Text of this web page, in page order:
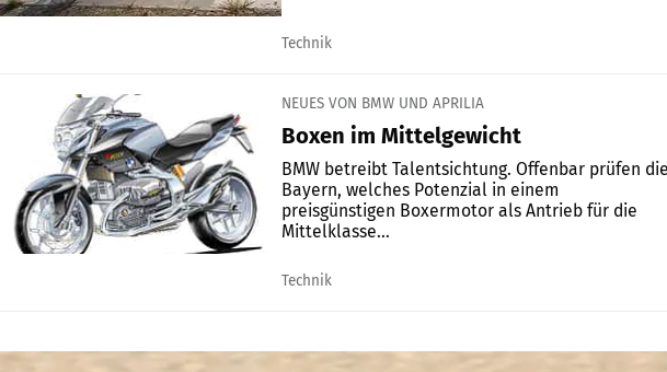
Technik
NEUES VON BMW UND APRILIA
Boxen im Mittelgewicht
BMW betreibt Talentsichtung. Offenbar prüfen
Bayern, welches Potenzial in einem
preisgünstigen Boxermotor als Antrieb für die
Mittelklasse...
Technik